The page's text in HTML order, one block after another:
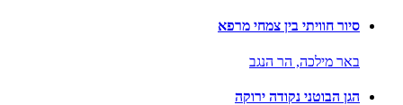
סיור חוויתי בין צמחי מרפא
באר מילכה, הר הנגב
הגן הבוטני נקודה ירוקה